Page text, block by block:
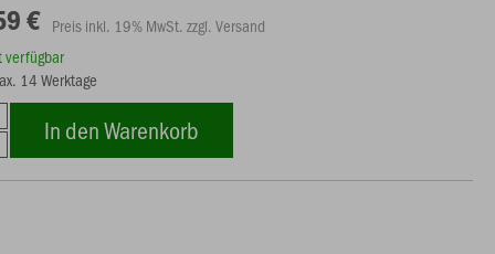
€ Preis inkl. 19% MwSt. zzgl. Versand
verfügbar
14 Werktage
In den Warenkorb